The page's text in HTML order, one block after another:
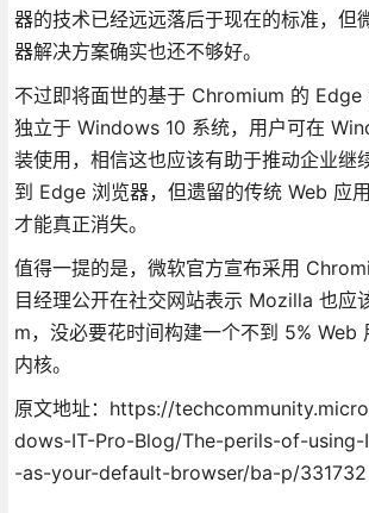
器的技术已经远远落后于现在的标准，但
器解决方案确实也还不够好。
不过即将面世的基于 Chromium 的 Edge
独立于 Windows 10 系统，用户可在
装使用，相信这也应该有助于推动企业继
到 Edge 浏览器，但遗留的传统 Web 应
才能真正消失。
值得一提的是，微软官方宣布采用
目经理公开在社交网站表示 Mozilla 也应
m，没必要花时间构建一个不到 5% Web
内核。
原文地址：https://
dows-IT-Pro-Blog/The-perils-of-
-as-your-default-browser/ba-p/331732